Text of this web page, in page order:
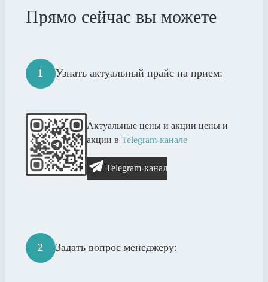
Прямо сейчас вы можете
1 Узнать актуальный прайс на прием:
Актуальные цены и акции цены и
акции в Telegram-канале
Telegram-канал
2 Задать вопрос менеджеру: